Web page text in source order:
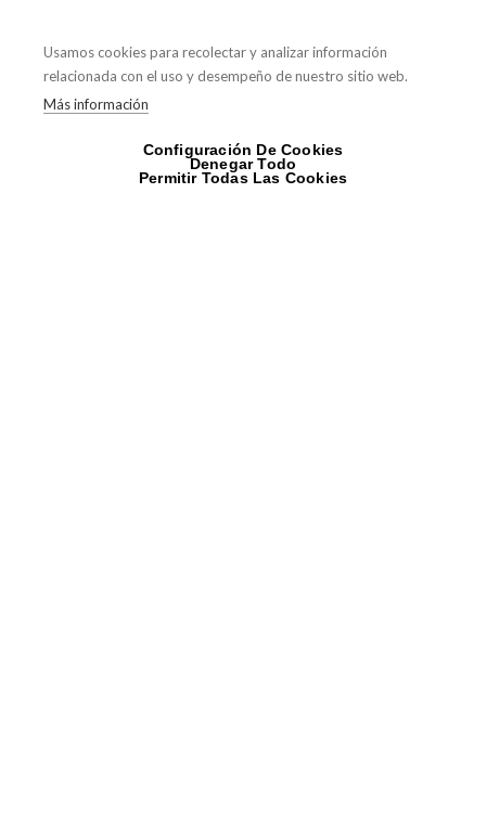
Teclisa Baleares:
Mallorca:pedidos.palma@teclisa.com-971 75 29 04
620 48 12 38
pedidos.ibiza@teclisa.com
Usamos cookies para recolectar y analizar información
relacionada con el uso y desempeño de nuestro sitio web.
Más información
Configuración De Cookies
Denegar Todo
Permitir Todas Las Cookies